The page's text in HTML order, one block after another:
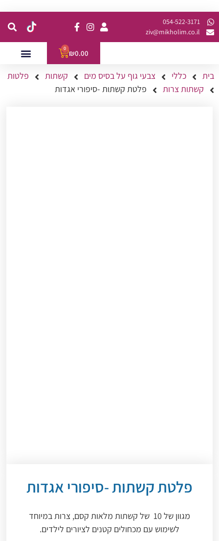
054-522-3171⁩
ziv@mikholim.co.il
₪0.00
0
בית כללי צבעי גוף על בסיס מים קשתות
פלטות
קשתות צרות
פלטת קשתות -סיפורי אגדות
פלטת קשתות -סיפורי אגדות
מגוון של 10 של קשתות מלאות קסם, צרות במיוחד
לשימוש עם מכחולים קטנים לציורים לילדים.